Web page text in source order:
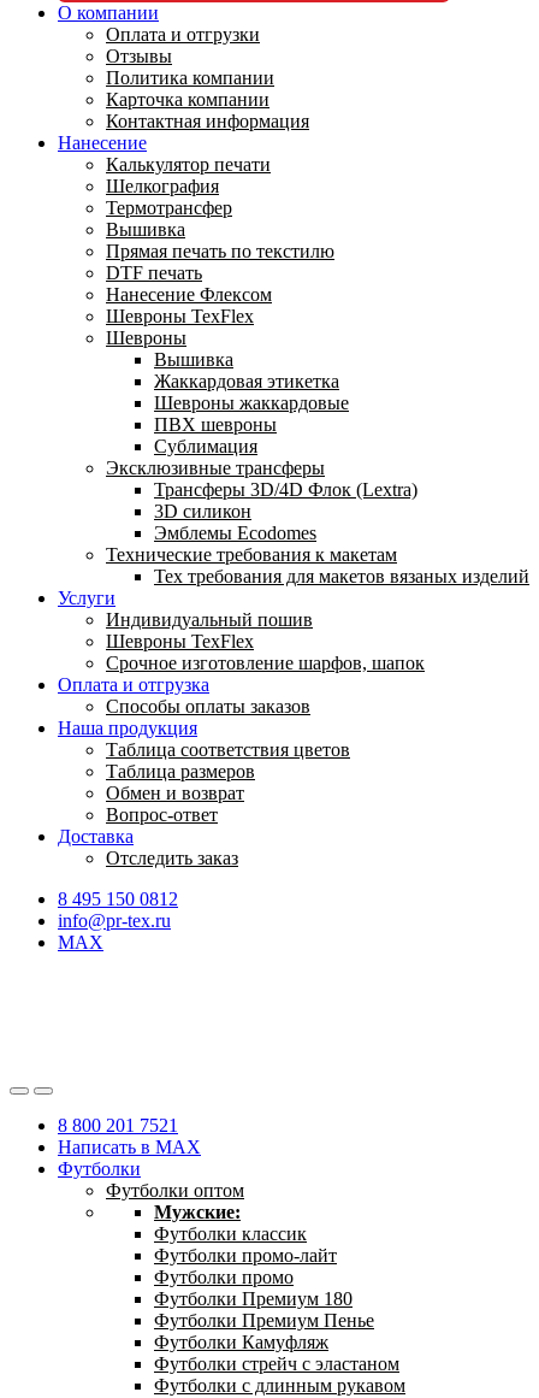
О компании
Оплата и отгрузки
Отзывы
Политика компании
Карточка компании
Контактная информация
Нанесение
Калькулятор печати
Шелкография
Термотрансфер
Вышивка
Прямая печать по текстилю
DTF печать
Нанесение Флексом
Шевроны TexFlex
Шевроны
Вышивка
Жаккардовая этикетка
Шевроны жаккардовые
ПВХ шевроны
Сублимация
Эксклюзивные трансферы
Трансферы 3D/4D Флок (Lextra)
3D силикон
Эмблемы Ecodomes
Технические требования к макетам
Тех требования для макетов вязаных изделий
Услуги
Индивидуальный пошив
Шевроны TexFlex
Срочное изготовление шарфов, шапок
Оплата и отгрузка
Способы оплаты заказов
Наша продукция
Таблица соответствия цветов
Таблица размеров
Обмен и возврат
Вопрос-ответ
Доставка
Отследить заказ
8 495 150 0812
info@pr-tex.ru
MAX
8 800 201 7521
Написать в MAX
Футболки
Футболки оптом
Мужские:
Футболки классик
Футболки промо-лайт
Футболки промо
Футболки Премиум 180
Футболки Премиум Пенье
Футболки Камуфляж
Футболки стрейч с эластаном
Футболки с длинным рукавом